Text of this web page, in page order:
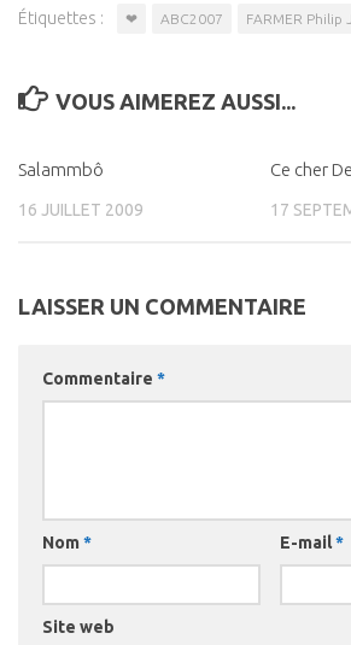
Étiquettes : ❤ ABC2007 FARMER Philip
VOUS AIMEREZ AUSSI...
Salammbô
16 JUILLET 2009
Ce cher
17
LAISSER UN COMMENTAIRE
Commentaire *
Nom * E-mail*
Site web